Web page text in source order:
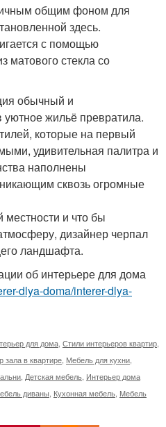
общим фоном для
здесь.
с помощью
матового стекла со
обычный и
жильё превратила.
которые на первый
удивительная палитра и
наполнены
сквозь огромные
местности и что бы
дизайнер черпал
ландшафта.
об интерьере для дома
dlya-doma/interer-dlya-
для дома Стили интерьеров квартир
зала в квартире Мебель для кухни
Детская мебель Интерьер дома
диваны Кухонная мебель Мебель